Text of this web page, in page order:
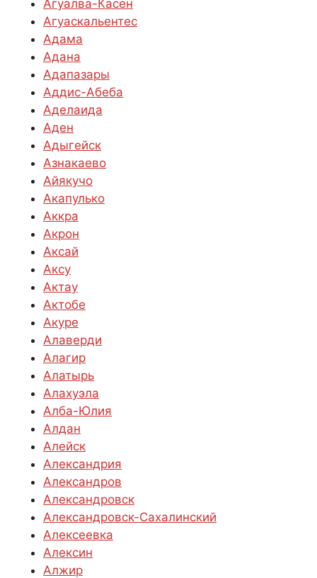
Агуалва-Касен
Агуаскальентес
Адама
Адана
Адапазары
Аддис-Абеба
Аделаида
Аден
Адыгейск
Азнакаево
Айякучо
Акапулько
Аккра
Акрон
Аксай
Аксу
Актау
Актобе
Акуре
Алаверди
Алагир
Алатырь
Алахуэла
Алба-Юлия
Алдан
Алейск
Александрия
Александров
Александровск
Александровск-Сахалинский
Алексеевка
Алексин
Алжир